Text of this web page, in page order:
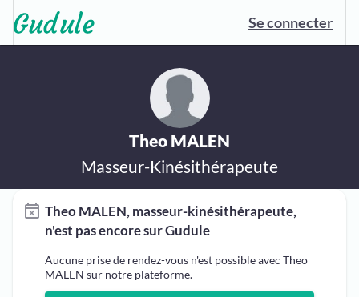
Se connecter
Theo MALEN
Masseur-Kinésithérapeute
Theo MALEN, masseur-kinésithérapeute,
n'est pas encore sur Gudule
Aucune prise de rendez-vous n'est possible avec Theo
MALEN sur notre plateforme.